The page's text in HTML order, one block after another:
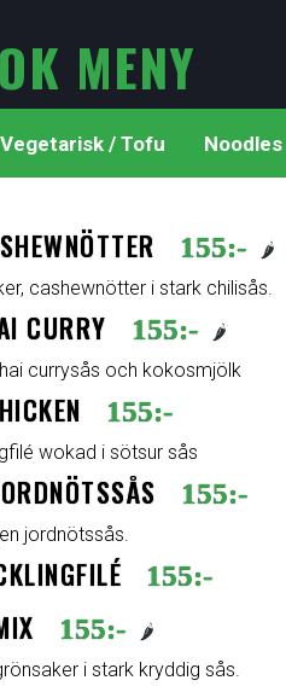
MENY
Vegetarisk / Tofu
155:-
🌶️
cashewnötter i stark chilisås.
CURRY 155:-
🌶️
currysås och kokosmjölk
155:-
wokad i sötsur sås
155:-
jordnötssås.
155:-
155:-
🌶️
i stark kryddig sås.